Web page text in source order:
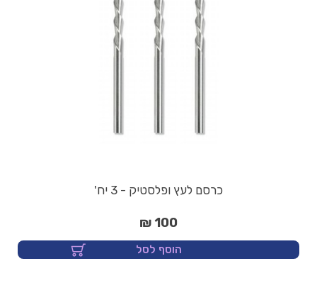
כרסם לעץ ופלסטיק - 3 יח'
100 ₪
הוסף לסל